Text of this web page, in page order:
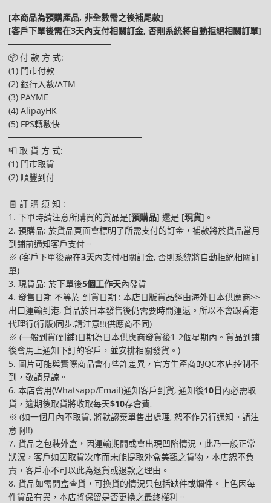
[本商品為預購產品, 非全數需之後補尾款]
[客戶下單後需在3天內支付相關訂金, 否則系統將自動拒絕相關訂單]
─────────────────
📦 付 款 方 式:
(1) 門市付款
(2) 銀行入數/ATM
(3) PAYME
(4) AlipayHK
(5) FPS轉數快
──────────────────────
📮 取 貨 方 式:
(1) 門市取貨
(2) 順豐到付
──────────────────────
🧾 訂 購 須 知 :
1. 下單時請注意所購買的貨品是[預購品] 還是 [現貨]。
2. 預購品: 於貨品頁面會標明了所需支付的訂金，補款將於貨品當月
到鋪前通知客戶支付。
※ (客戶下單後需在3天內支付相關訂金, 否則系統將自動拒絕相關訂
單)
3. 現貨品: 於下單後5個工作天內發貨
4. 發售日期 不等於 到貨日期 : 本店日版貨品經由海外日本供應商>>
出口運輸到港, 貨品於日本發售後仍需要時間運返。所以不會跟香港
代理行(行版)同步,請注意!!(供應商不同)
※ (一般到貨(到鋪)日期為日本供應商發貨後1-2個星期內。貨品到鋪
後會馬上通知下訂的客戶，並安排相關發貨。)
5. 圖片可能與實際商品會有些許差異，官方生產商的QC本店控制不
到，敬請見諒。
6. 本店會用(Whatsapp/Email)通知客戶到貨, 通知後10日內必需取
貨，逾期後取貨將收取每天$10存倉費,
※ (如一個月內不取貨, 將默認棄單售出處理, 恕不作另行通知。請注
意啊!!)
7. 貨品之包裝外盒，因運輸期間或會出現凹陷情況，此乃一般正常
狀況，客戶如因取貨次序而未能提取外盒美觀之貨物，本店恕不負
責，客戶亦不可以此為退貨或退款之理由。
8. 貨品如需開盒查貨，可換貨的情況只包括缺件或爛件。上色因每
件貨品有異，本店將保留是否更換之最終權利。